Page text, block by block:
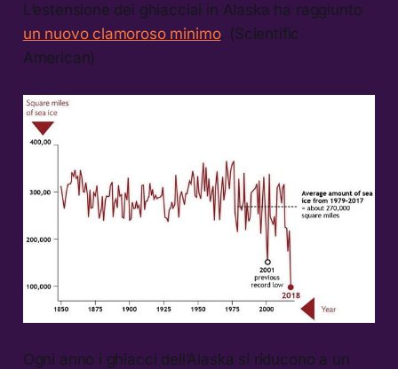
L’estensione dei ghiacciai in Alaska ha raggiunto
un nuovo clamoroso minimo. (Scientific
American)
Ogni anno i ghiacci dell’Alaska si riducono a un